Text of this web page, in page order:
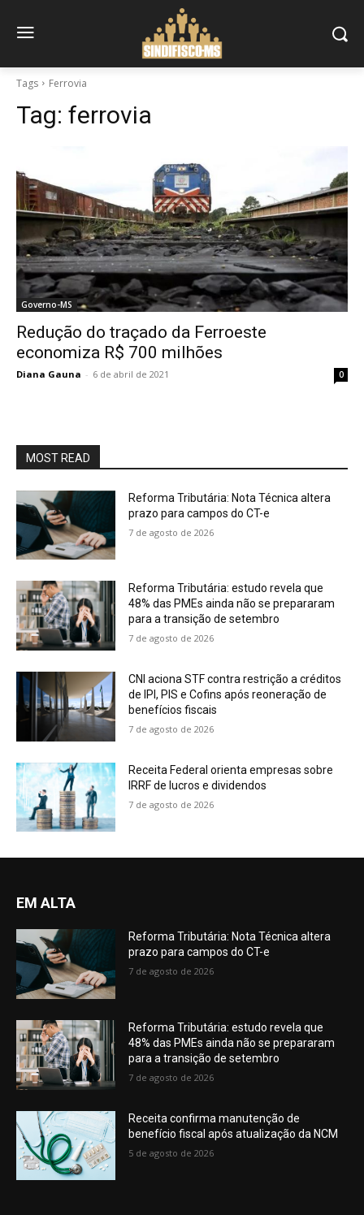
Tags Ferrovia
Tag: ferrovia
Governo-MS
Redução do traçado da Ferroeste
economiza R$ 700 milhões
Diana Gauna - 6 de abril de 2021 0
MOST READ
Reforma Tributária: Nota Técnica altera
prazo para campos do CT-e
7 de agosto de 2026
Reforma Tributária: estudo revela que
48% das PMEs ainda não se prepararam
para a transição de setembro
7 de agosto de 2026
CNI aciona STF contra restrição a créditos
de IPI, PIS e Cofins após reoneração de
benefícios fiscais
7 de agosto de 2026
Receita Federal orienta empresas sobre
IRRF de lucros e dividendos
7 de agosto de 2026
EM ALTA
Reforma Tributária: Nota Técnica altera
prazo para campos do CT-e
7 de agosto de 2026
Reforma Tributária: estudo revela que
48% das PMEs ainda não se prepararam
para a transição de setembro
7 de agosto de 2026
Receita confirma manutenção de
benefício fiscal após atualização da NCM
5 de agosto de 2026